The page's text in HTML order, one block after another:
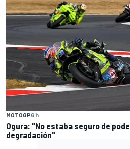
MOTOGP6 h
Ogura: "No estaba seguro de
degradación"